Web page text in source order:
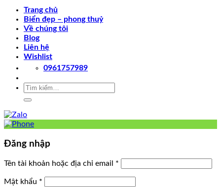
Trang chủ
Biển đẹp – phong thuỷ
Về chúng tôi
Blog
Liên hệ
Wishlist
0961757989
Tìm
Đăng nhập
Tên tài khoản hoặc địa chỉ email *
Mật khẩu *